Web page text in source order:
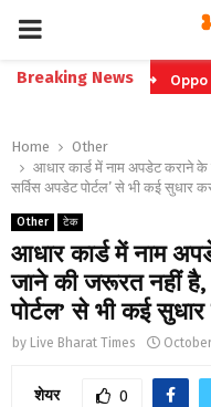
PRIMARY
MENU
Breaking News
टिकट बुकिंग ⇝ Oppo Reno
Home
Other
आधार कार्ड में नाम अपडेट कराने
सर्विस अपडेट पोर्टल’ से भी कई सुधार
Other टेक
आधार कार्ड में नाम
जाने की जरूरत नहीं
पोर्टल’ से भी कई
by Live Bharat Times
शेयर 0